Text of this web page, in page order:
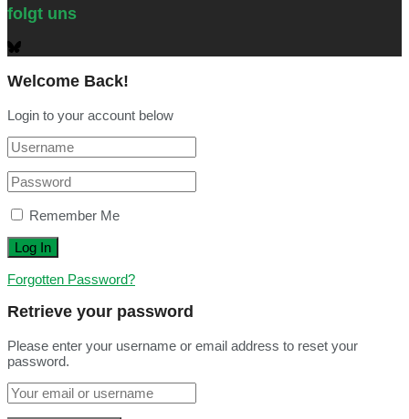
folgt uns
Welcome Back!
Login to your account below
Remember Me
Forgotten Password?
Retrieve your password
Please enter your username or email address to reset your
password.